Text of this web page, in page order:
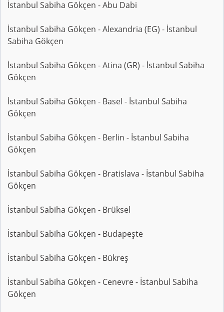
İstanbul Sabiha Gökçen - Abu Dabi
İstanbul Sabiha Gökçen - Alexandria (EG) - İstanbul
Sabiha Gökçen
İstanbul Sabiha Gökçen - Atina (GR) - İstanbul Sabiha
Gökçen
İstanbul Sabiha Gökçen - Basel - İstanbul Sabiha
Gökçen
İstanbul Sabiha Gökçen - Berlin - İstanbul Sabiha
Gökçen
İstanbul Sabiha Gökçen - Bratislava - İstanbul Sabiha
Gökçen
İstanbul Sabiha Gökçen - Brüksel
İstanbul Sabiha Gökçen - Budapeşte
İstanbul Sabiha Gökçen - Bükreş
İstanbul Sabiha Gökçen - Cenevre - İstanbul Sabiha
Gökçen